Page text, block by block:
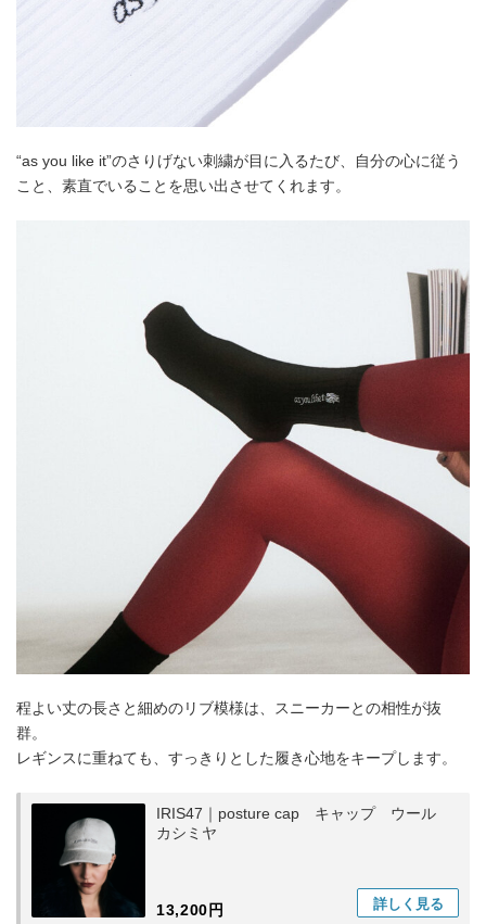
“as you like it”のさりげない刺繍が目に入るたび、自分の心に従う
こと、素直でいることを思い出させてくれます。
程よい丈の長さと細めのリブ模様は、スニーカーとの相性が抜
群。
レギンスに重ねても、すっきりとした履き心地をキープします。
IRIS47｜posture cap キャップ ウール
カシミヤ
13,200円 詳しく 見る